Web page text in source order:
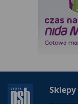
Sklepy